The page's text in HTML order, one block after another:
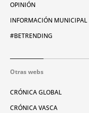
OPINIÓN
INFORMACIÓN MUNICIPAL
#BETRENDING
Otras webs
CRÓNICA GLOBAL
CRÓNICA VASCA